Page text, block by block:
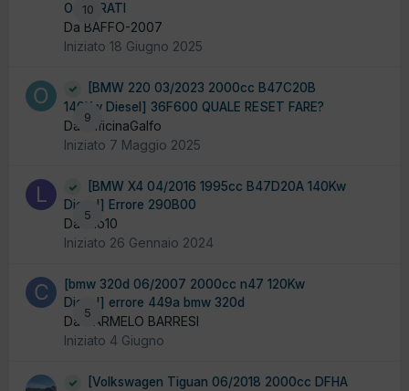
10
OSCURATI
Da BAFFO-2007
Iniziato 18 Giugno 2025
9
[BMW 220 03/2023 2000cc B47C20B
140Kw Diesel] 36F600 QUALE RESET FARE?
Da OfficinaGalfo
Iniziato 7 Maggio 2025
5
[BMW X4 04/2016 1995cc B47D20A 140Kw
Diesel] Errore 290B00
Da lino10
Iniziato 26 Gennaio 2024
5
[bmw 320d 06/2007 2000cc n47 120Kw
Diesel] errore 449a bmw 320d
Da CARMELO BARRESI
Iniziato 4 Giugno
[Volkswagen Tiguan 06/2018 2000cc DFHA